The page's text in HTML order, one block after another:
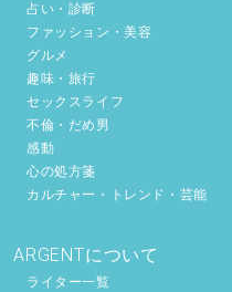
占い・診断
ファッション・美容
グルメ
趣味・旅行
セックスライフ
不倫・だめ男
感動
心の処方箋
カルチャー・トレンド・芸能
ARGENTについて
ライター一覧